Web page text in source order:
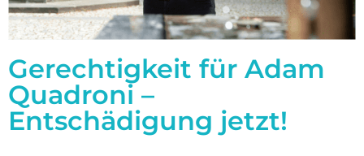
Gerechtigkeit für Adam
Quadroni –
Entschädigung jetzt!